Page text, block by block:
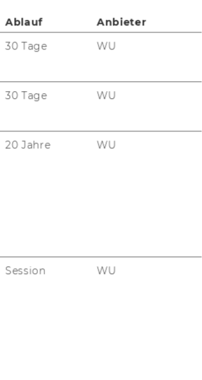
Ablauf
Anbieter
30 Tage WU
30 Tage WU
20 Jahre WU
Session WU